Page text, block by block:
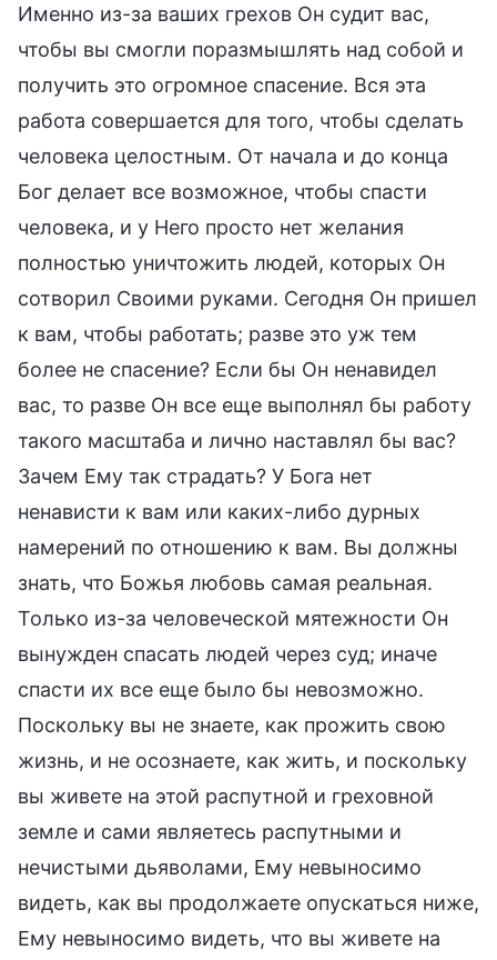
Именно из-за ваших грехов Он судит вас,
чтобы вы смогли поразмышлять над собой и
получить это огромное спасение. Вся эта
работа совершается для того, чтобы сделать
человека целостным. От начала и до конца
Бог делает все возможное, чтобы спасти
человека, и у Него просто нет желания
полностью уничтожить людей, которых Он
сотворил Своими руками. Сегодня Он пришел
к вам, чтобы работать; разве это уж тем
более не спасение? Если бы Он ненавидел
вас, то разве Он все еще выполнял бы работу
такого масштаба и лично наставлял бы вас?
Зачем Ему так страдать? У Бога нет
ненависти к вам или каких-либо дурных
намерений по отношению к вам. Вы должны
знать, что Божья любовь самая реальная.
Только из-за человеческой мятежности Он
вынужден спасать людей через суд; иначе
спасти их все еще было бы невозможно.
Поскольку вы не знаете, как прожить свою
жизнь, и не осознаете, как жить, и поскольку
вы живете на этой распутной и греховной
земле и сами являетесь распутными и
нечистыми дьяволами, Ему невыносимо
видеть, как вы продолжаете опускаться ниже,
Ему невыносимо видеть, что вы живете на